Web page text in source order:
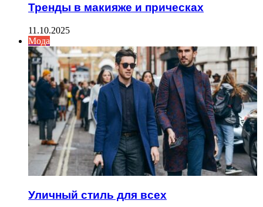
Тренды в макияже и прическах
11.10.2025
Мода
Уличный стиль для всех